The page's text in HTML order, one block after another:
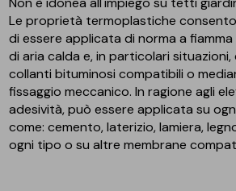
Le proprietà termoplastiche
di essere applicata di norma a
di aria calda e, in particolari situazioni,
collanti bituminosi compatibili o
fissaggio meccanico. In ragione agli
adesività, può essere applicata su
come: cemento, laterizio, lamiera,
ogni tipo o su altre membrane